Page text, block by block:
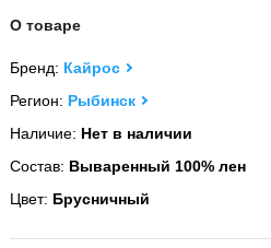
О товаре
Бренд: Кайрос
Регион: Рыбинск
Наличие: Нет в наличии
Состав: Вываренный 100% лен
Цвет: Брусничный